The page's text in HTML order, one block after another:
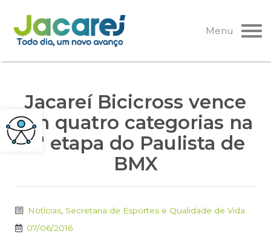
Pular
para
o
Menu
Jacareí Bicicross vence
em quatro categorias na
3ª etapa do Paulista de
BMX
Notícias Secretaria de Esportes e Qualidade de Vida
07/06/2016